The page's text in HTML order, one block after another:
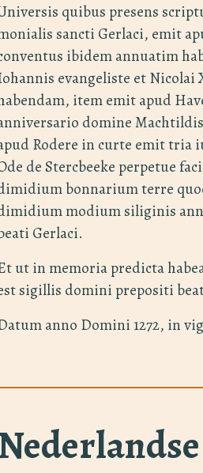
quibus presens
sancti Gerlaci, emit
ibidem annuatim
evangeliste et
item emit apud
domine
Rodere in curte emit tria
de Stercbeeke perpetue
bonnarium terre
modium siliginis
Gerlaci.
ut in memoria predicta
sigillis domini prepositi
anno Domini 1272, in